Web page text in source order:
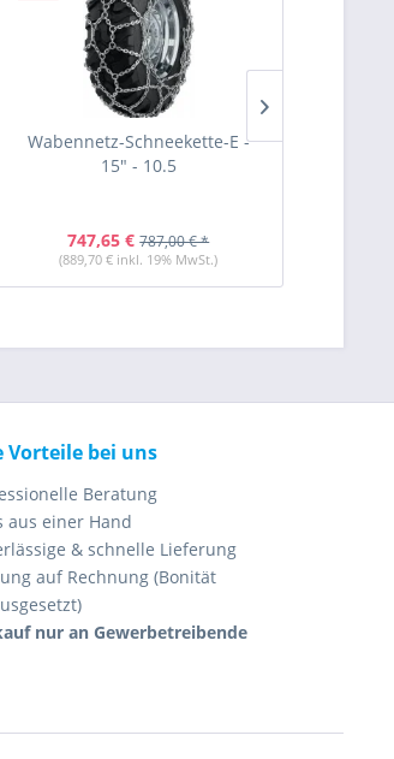
Wabennetz-Schneekette-E -
15" - 10.5
747,65 € 787,00 € *
(889,70 € inkl. 19% MwSt.)
Vorteile bei uns
Beratung
aus einer Hand
& schnelle Lieferung
auf Rechnung (Bonität
nur an Gewerbetreibende